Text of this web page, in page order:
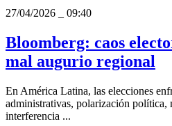
27/04/2026
09:40
Bloomberg: caos
mal augurio regional
En América Latina, las elecciones
administrativas, polarización política,
interferencia ...